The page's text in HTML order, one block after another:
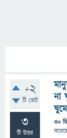
+2
টি ভোট
3
টি উত্তর
না
30